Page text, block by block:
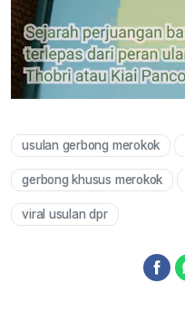
usulan gerbong merokok
gerbong khusus merokok
viral usulan dpr